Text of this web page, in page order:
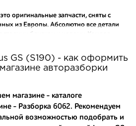
оригинальные запчасти, сняты с
из Европы. Абсолютно все детали
близком к новому. Каждая
широкий ассортимент
(S190) 2005-2012
оригинальные и
отказываясь от контрафактных
GS (S190) - как оформить
авторазборки
магазине - каталоге
- Разборка 6062. Рекомендуем
возможностью подобрать и